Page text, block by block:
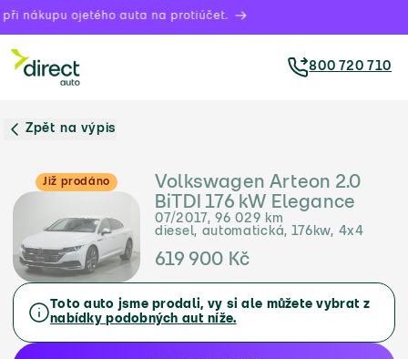
nákupu ojetého auta na protiúčet.
800 720 710
Zpět na výpis
Již prodáno
Volkswagen Arteon 2.0
BiTDI 176 kW Elegance
07/2017, 96 029 km
diesel, automatická, 176kw, 4x4
619 900 Kč
Toto auto jsme prodali, vy si ale můžete vybrat z
nabídky podobných aut níže.